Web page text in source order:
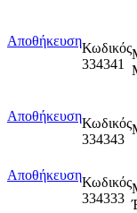
ΑποθήκευσηΚωδικός
334341
ΑποθήκευσηΚωδικός
334343
ΑποθήκευσηΚωδικός
334333